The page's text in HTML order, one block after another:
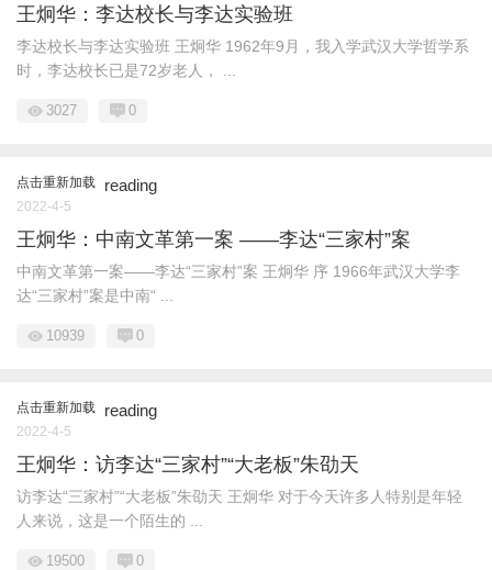
王炯华：李达校长与李达实验班
李达校长与李达实验班 王炯华 1962年9月，我入学武汉大学哲学系
时，李达校长已是72岁老人， ...
3027 0
点击重新加载 reading
2022-4-5
王炯华：中南文革第一案 ——李达“三家村”案
中南文革第一案——李达“三家村”案 王炯华 序 1966年武汉大学李
达“三家村”案是中南“ ...
10939 0
点击重新加载 reading
2022-4-5
王炯华：访李达“三家村”“大老板”朱劭天
访李达“三家村”“大老板”朱劭天 王炯华 对于今天许多人特别是年轻
人来说，这是一个陌生的 ...
19500 0